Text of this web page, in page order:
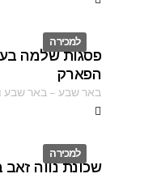
למכירה
ID
פסגות שלמה
הפארק
באר שבע–באר שבע
למכירה
שכונת נווה